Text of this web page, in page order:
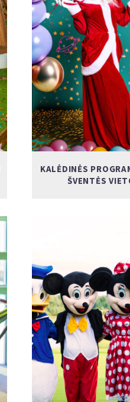
KALĖDINĖS
ŠVENTĖS